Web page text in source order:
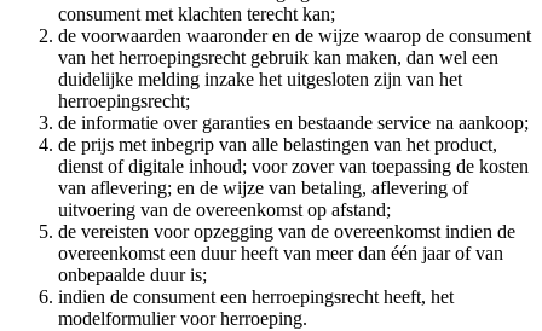
consument met klachten terecht kan;
de voorwaarden waaronder en de wijze waarop de consument
van het herroepingsrecht gebruik kan maken, dan wel een
duidelijke melding inzake het uitgesloten zijn van het
herroepingsrecht;
de informatie over garanties en bestaande service na aankoop;
de prijs met inbegrip van alle belastingen van het product,
dienst of digitale inhoud; voor zover van toepassing de kosten
van aflevering; en de wijze van betaling, aflevering of
uitvoering van de overeenkomst op afstand;
de vereisten voor opzegging van de overeenkomst indien de
overeenkomst een duur heeft van meer dan één jaar of van
onbepaalde duur is;
indien de consument een herroepingsrecht heeft, het
modelformulier voor herroeping.